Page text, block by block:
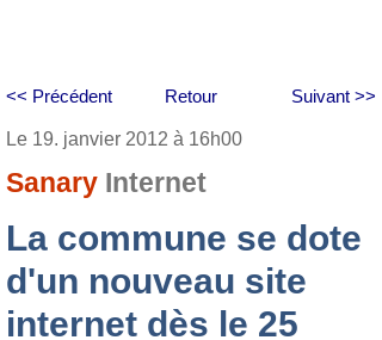
Retour
<< Précédent Suivant >>
Le 19. janvier 2012 à 16h00
Sanary Internet
La commune se dote
d'un nouveau site
internet dès le 25